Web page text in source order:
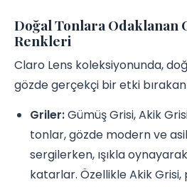
Doğal Tonlara Odaklanan
Renkleri
Claro Lens koleksiyonunda,
gözde gerçekçi bir etki
Griler:Gümüş Grisi, Akik
tonlar, gözde modern ve
sergilerken, ışıkla
katarlar. Özellikle Akik